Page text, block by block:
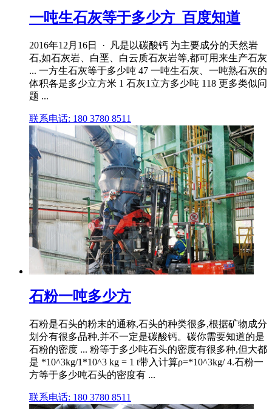
一吨生石灰等于多少方_百度知道
2016年12月16日 · 凡是以碳酸钙 为主要成分的天然岩
石,如石灰岩、白垩、白云质石灰岩等,都可用来生产石灰
... 一方生石灰等于多少吨 47 一吨生石灰、一吨熟石灰的
体积各是多少立方米 1 石灰1立方多少吨 118 更多类似问
题 ...
联系电话: 180 3780 8511
石粉一吨多少方
石粉是石头的粉末的通称,石头的种类很多,根据矿物成分
划分有很多品种,并不一定是碳酸钙。碳你需要知道的是
石粉的密度 ... 粉等于多少吨石头的密度有很多种,但大都
是 *10^3kg/1*10^3 kg = 1 t带入计算ρ=*10^3kg/ 4.石粉一
方等于多少吨石头的密度有 ...
联系电话: 180 3780 8511